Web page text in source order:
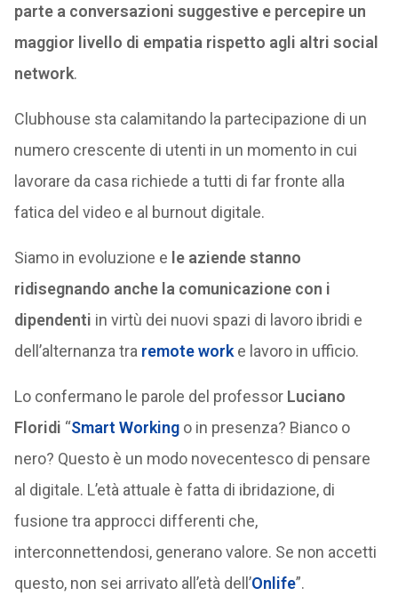
parte a conversazioni suggestive e percepire un
maggior livello di empatia rispetto agli altri social
network.
Clubhouse sta calamitando la partecipazione di un
numero crescente di utenti in un momento in cui
lavorare da casa richiede a tutti di far fronte alla
fatica del video e al burnout digitale.
Siamo in evoluzione e le aziende stanno
ridisegnando anche la comunicazione con i
dipendenti in virtù dei nuovi spazi di lavoro ibridi e
dell’alternanza tra remote worke lavoro in ufficio.
Lo confermano le parole del professor Luciano
Floridi “Smart Workingo in presenza? Bianco o
nero? Questo è un modo novecentesco di pensare
al digitale. L’età attuale è fatta di ibridazione, di
fusione tra approcci differenti che,
interconnettendosi, generano valore. Se non accetti
questo, non sei arrivato all’età dell’Onlife”.